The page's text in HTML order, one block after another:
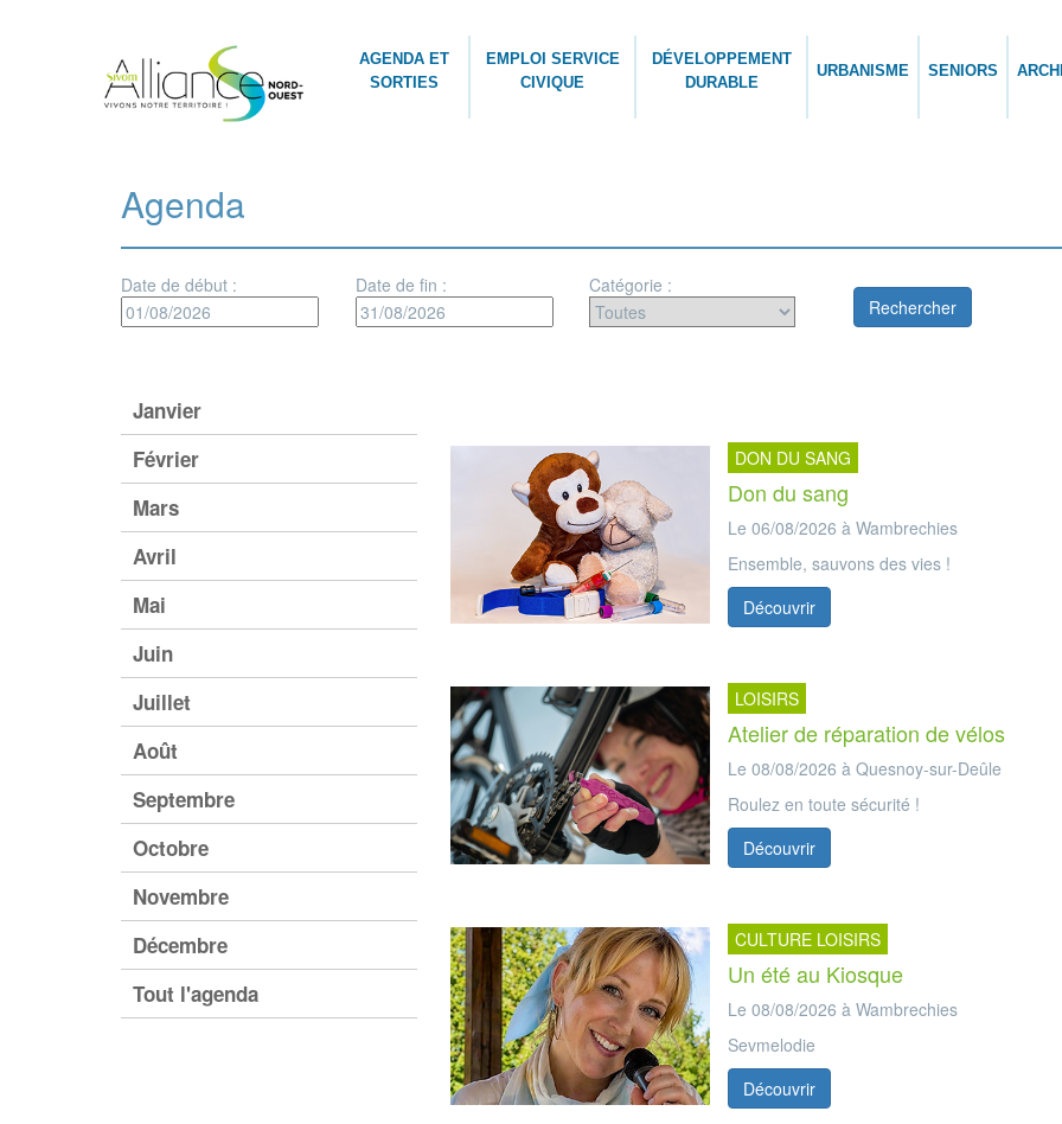
AGENDA ET
SORTIES
EMPLOI SERVICE
CIVIQUE
DÉVELOPPEMENT
DURABLE
URBANISME SENIORS
Agenda
Date de début : Date de fin : Catégorie :
Janvier
Février
Mars
Avril
Mai
Juin
Juillet
Août
Septembre
Octobre
Novembre
Décembre
Tout l'agenda
DON DU SANG
Don du sang
Le 06/08/2026 à Wambrechies
Ensemble, sauvons des vies !
Découvrir
LOISIRS
Atelier de réparation de vélos
Le 08/08/2026 à Quesnoy-sur-Deûle
Roulez en toute sécurité !
Découvrir
CULTURE LOISIRS
Un été au Kiosque
Le 08/08/2026 à Wambrechies
Sevmelodie
Découvrir